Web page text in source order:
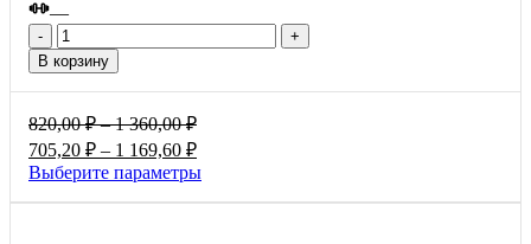
—
Количество
товара
Паркет,
40мм
В корзину
820,00₽ – 1 360,00₽Диапазон
цен:
820,00 ₽
–
1
705,20 ₽ – 1 169,60 ₽Диапазон
цен:
Выберите параметрыЭтот